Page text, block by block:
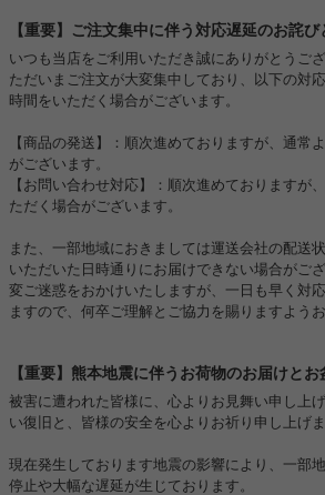
【重要】ご注文集中に伴う対応遅延のお詫
いつも当店をご利用いただき誠にありがとうござ
ただいまご注文が大変集中しており、以下の対
時間をいただく場合がございます。
【商品の発送】：順次進めておりますが、通常
がございます。
【お問い合わせ対応】：順次進めておりますが
ただく場合がございます。
また、一部地域におきましては運送会社の配送
いただいた日時通りにお届けできない場合がご
変ご迷惑をおかけいたしますが、一日も早く対
ますので、何卒ご理解とご協力を賜りますよう
【重要】熊本地震に伴うお荷物のお届けと
被害に遭われた皆様に、心よりお見舞い申し上
い復旧と、皆様の安全を心よりお祈り申し上げま
現在発生しております地震の影響により、一部
停止や大幅な遅延が生じております。